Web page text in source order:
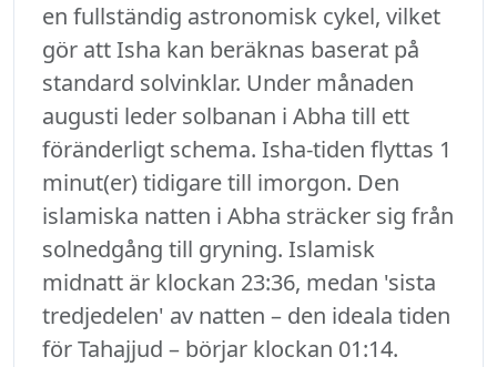
en fullständig astronomisk cykel, vilket
gör att Isha kan beräknas baserat på
standard solvinklar. Under månaden
augusti leder solbanan i Abha till ett
föränderligt schema. Isha-tiden flyttas 1
minut(er) tidigare till imorgon. Den
islamiska natten i Abha sträcker sig från
solnedgång till gryning. Islamisk
midnatt är klockan 23:36, medan 'sista
tredjedelen' av natten – den ideala tiden
för Tahajjud – börjar klockan 01:14.